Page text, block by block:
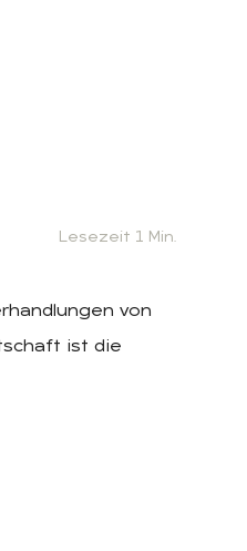
Lesezeit 1 Min.
von
ist die